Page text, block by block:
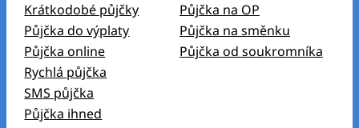
Krátkodobé půjčky
Půjčka do výplaty
Půjčka online
Rychlá půjčka
SMS půjčka
Půjčka ihned
Půjčka na OP
Půjčka na směnku
Půjčka od soukromníka